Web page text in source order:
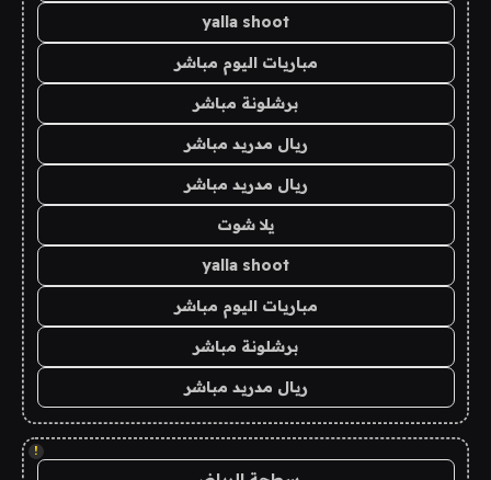
yalla shoot
مباريات اليوم مباشر
برشلونة مباشر
ريال مدريد مباشر
ريال مدريد مباشر
يلا شوت
yalla shoot
مباريات اليوم مباشر
برشلونة مباشر
ريال مدريد مباشر
!